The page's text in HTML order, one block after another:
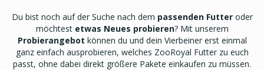
Du bist noch auf der Suche nach dem passenden Futteroder
möchtest etwas Neues probieren? Mit unserem
Probierangebot können du und dein Vierbeiner erst einmal
ganz einfach ausprobieren, welches ZooRoyal Futter zu euch
passt, ohne dabei direkt größere Pakete einkaufen zu müssen.